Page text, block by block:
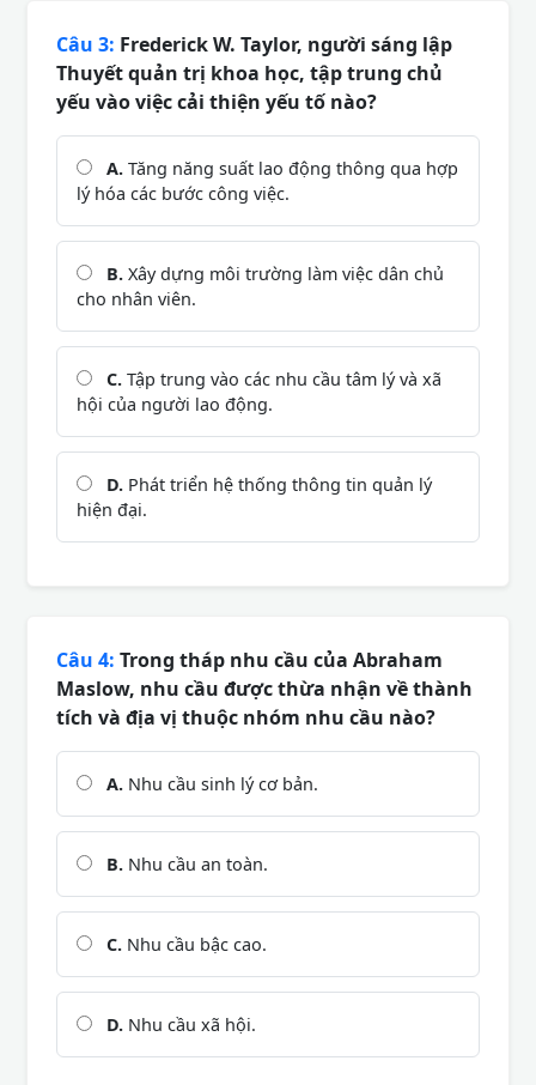
Câu 3: Frederick W. Taylor, người sáng lập
Thuyết quản trị khoa học, tập trung chủ
yếu vào việc cải thiện yếu tố nào?
A. Tăng năng suất lao động thông qua hợp
lý hóa các bước công việc.
B. Xây dựng môi trường làm việc dân chủ
cho nhân viên.
C. Tập trung vào các nhu cầu tâm lý và xã
hội của người lao động.
D. Phát triển hệ thống thông tin quản lý
hiện đại.
Câu 4: Trong tháp nhu cầu của Abraham
Maslow, nhu cầu được thừa nhận về thành
tích và địa vị thuộc nhóm nhu cầu nào?
A. Nhu cầu sinh lý cơ bản.
B. Nhu cầu an toàn.
C. Nhu cầu bậc cao.
D. Nhu cầu xã hội.